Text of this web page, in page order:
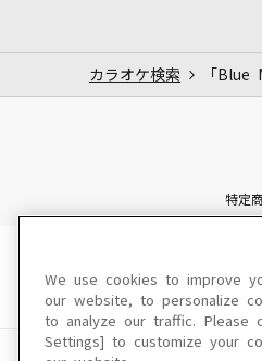
カラオケ検索 「Blue
特定
こ
We use cookies to improve
our website, to personalize
to analyze our traffic. Please
Settings] to customize your